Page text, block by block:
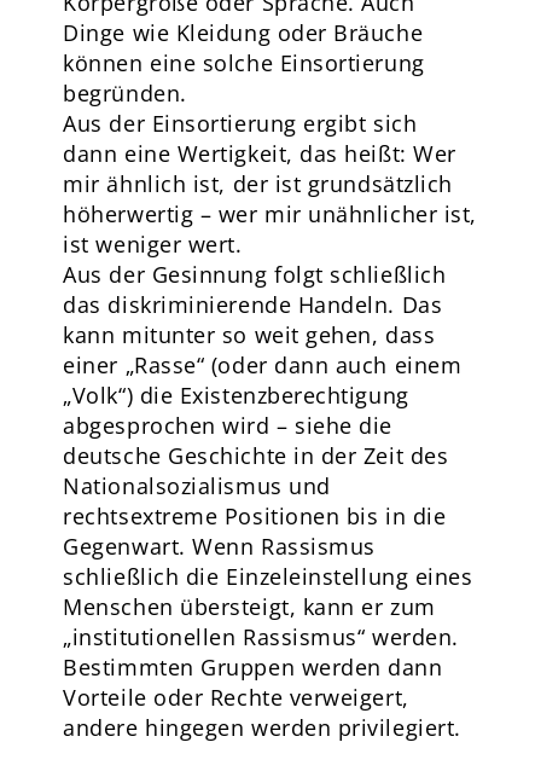
Dinge wie Kleidung oder Bräuche
können eine solche Einsortierung
begründen.
Aus der Einsortierung ergibt sich
dann eine Wertigkeit, das heißt: Wer
mir ähnlich ist, der ist grundsätzlich
höherwertig – wer mir unähnlicher ist,
ist weniger wert.
Aus der Gesinnung folgt schließlich
das diskriminierende Handeln. Das
kann mitunter so weit gehen, dass
einer „Rasse“ (oder dann auch einem
„Volk“) die Existenzberechtigung
abgesprochen wird – siehe die
deutsche Geschichte in der Zeit des
Nationalsozialismus und
rechtsextreme Positionen bis in die
Gegenwart. Wenn Rassismus
schließlich die Einzeleinstellung eines
Menschen übersteigt, kann er zum
„institutionellen Rassismus“ werden.
Bestimmten Gruppen werden dann
Vorteile oder Rechte verweigert,
andere hingegen werden privilegiert.